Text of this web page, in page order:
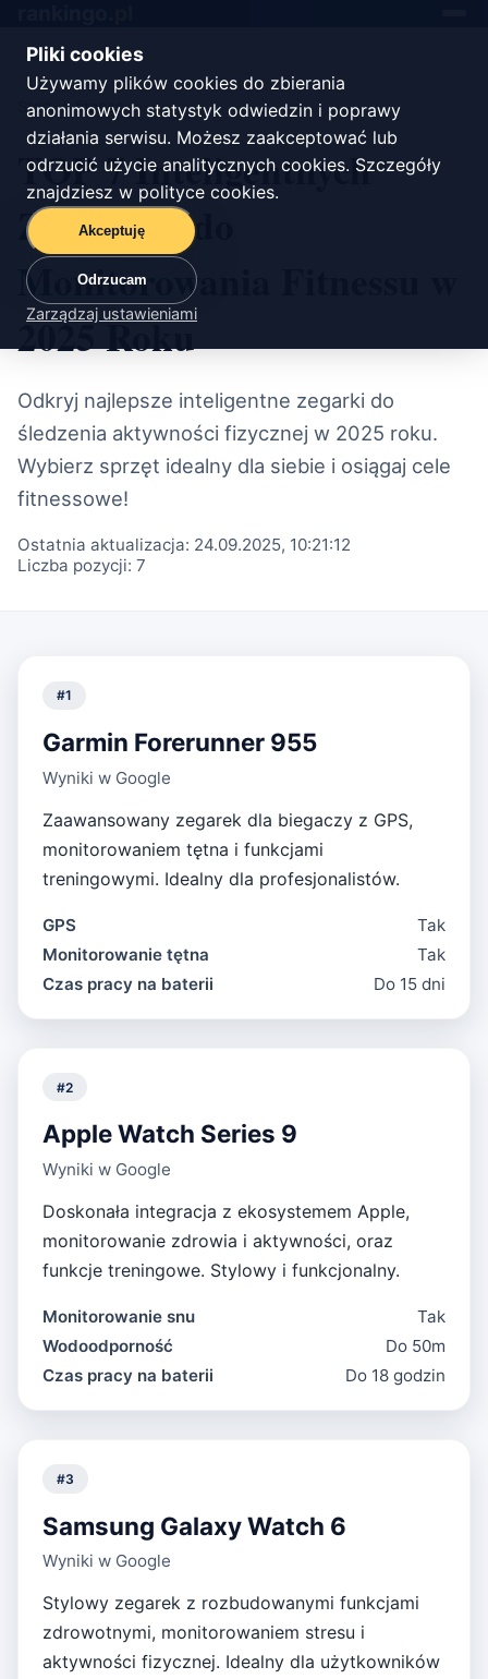
Pliki cookies
Używamy plików cookies do zbierania
anonimowych statystyk odwiedzin i poprawy
działania serwisu. Możesz zaakceptować lub
odrzucić użycie analitycznych cookies. Szczegóły
znajdziesz w polityce cookies.
Akceptuję
Odrzucam
Zarządzaj ustawieniami
Start/fitness
TOP 7 Inteligentnych
Zegarków do
Monitorowania Fitnessu w
2025 Roku
Odkryj najlepsze inteligentne zegarki do
śledzenia aktywności fizycznej w 2025 roku.
Wybierz sprzęt idealny dla siebie i osiągaj cele
fitnessowe!
Ostatnia aktualizacja: 24.09.2025, 10:21:12
Liczba pozycji: 7
#1
Garmin Forerunner 955
Wyniki w Google
Zaawansowany zegarek dla biegaczy z GPS,
monitorowaniem tętna i funkcjami
treningowymi. Idealny dla profesjonalistów.
GPS
Tak
Monitorowanie tętna
Tak
Czas pracy na baterii
Do 15 dni
#2
Apple Watch Series 9
Wyniki w Google
Doskonała integracja z ekosystemem Apple,
monitorowanie zdrowia i aktywności, oraz
funkcje treningowe. Stylowy i funkcjonalny.
Monitorowanie snu
Tak
Wodoodporność
Do 50m
Czas pracy na baterii
Do 18 godzin
#3
Samsung Galaxy Watch 6
Wyniki w Google
Stylowy zegarek z rozbudowanymi funkcjami
zdrowotnymi, monitorowaniem stresu i
aktywności fizycznej. Idealny dla użytkowników